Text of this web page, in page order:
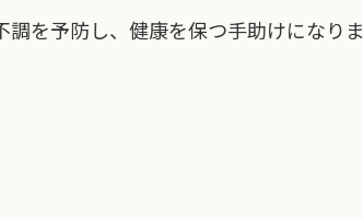
を予防し、健康を保つ手助けになりま